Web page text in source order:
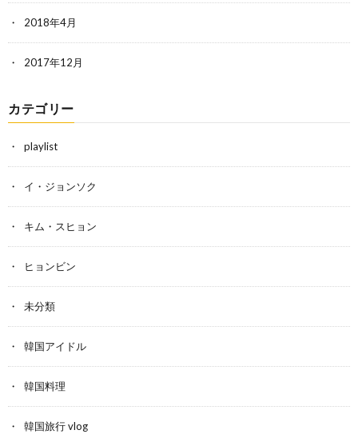
2018年4月
2017年12月
カテゴリー
playlist
イ・ジョンソク
キム・スヒョン
ヒョンビン
未分類
韓国アイドル
韓国料理
韓国旅行 vlog